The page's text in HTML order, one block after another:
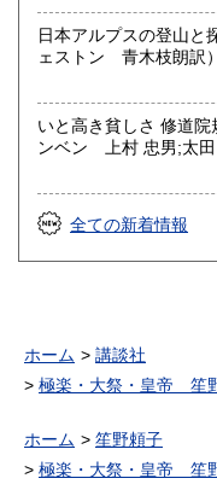
日本アルプスの登山と探検 （岩
ェストン 青木枝朗訳）
いと高き貧しさ 修道院規則と生の形式 （ ジョルジョ・アガ
ンベン 上村 忠男;太
全ての新着情報
ホーム
講談社
極楽・大祭・皇帝 笙
ホーム
笙野頼子
極楽・大祭・皇帝 笙